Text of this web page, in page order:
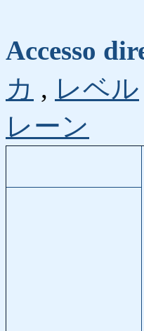
Accesso
カ , レベル
レーン